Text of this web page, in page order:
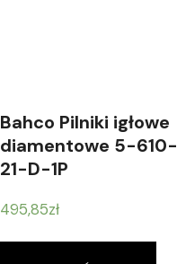
Bahco Pilniki igłowe
diamentowe 5-610-
21-D-1P
495,85zł